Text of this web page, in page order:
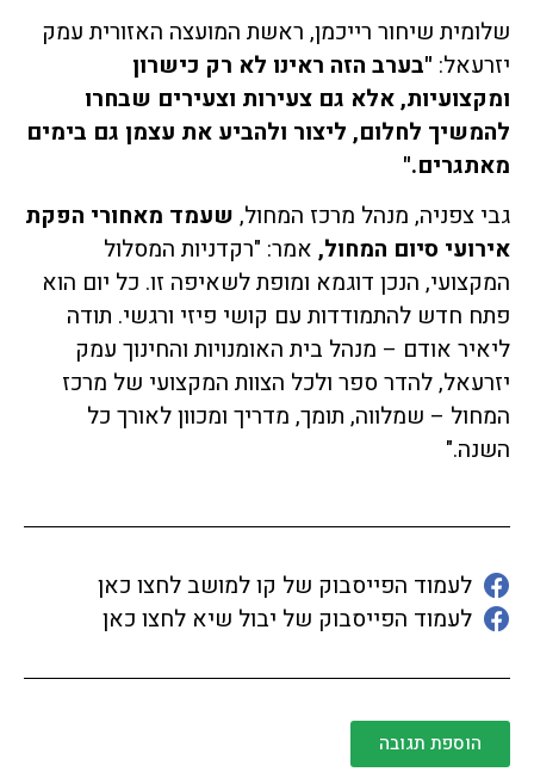
שלומית שיחור רייכמן, ראשת המועצה האזורית עמק
יזרעאל: "בערב הזה ראינו לא רק כישרון
ומקצועיות, אלא גם צעירות וצעירים שבחרו
להמשיך לחלום, ליצור ולהביע את עצמן גם בימים
מאתגרים."
גבי צפניה, מנהל מרכז המחול, שעמד מאחורי הפקת
אירועי סיום המחול, אמר: "רקדניות המסלול
המקצועי, הנכן דוגמא ומופת לשאיפה זו. כל יום הוא
פתח חדש להתמודדות עם קושי פיזי ורגשי. תודה
ליאיר אודם – מנהל בית האומנויות והחינוך עמק
יזרעאל, להדר ספר ולכל הצוות המקצועי של מרכז
המחול – שמלווה, תומך, מדריך ומכוון לאורך כל
השנה."
לעמוד הפייסבוק של קו למושב לחצו כאן
לעמוד הפייסבוק של יבול שיא לחצו כאן
הוספת תגובה